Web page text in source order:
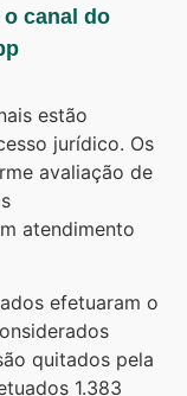
o canal do
estão
jurídico. Os
avaliação de
atendimento
efetuaram o
quitados pela
1.383